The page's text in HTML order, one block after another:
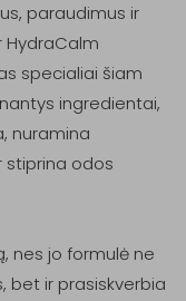
paraudimus ir
HydraCalm
specialiai šiam
ingredientai,
nuramina
stiprina odos
nes jo formulė ne
bet ir prasiskverbia